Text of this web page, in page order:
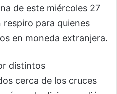
de este miércoles 27
para quienes
en moneda extranjera.
distintos
cerca de los cruces